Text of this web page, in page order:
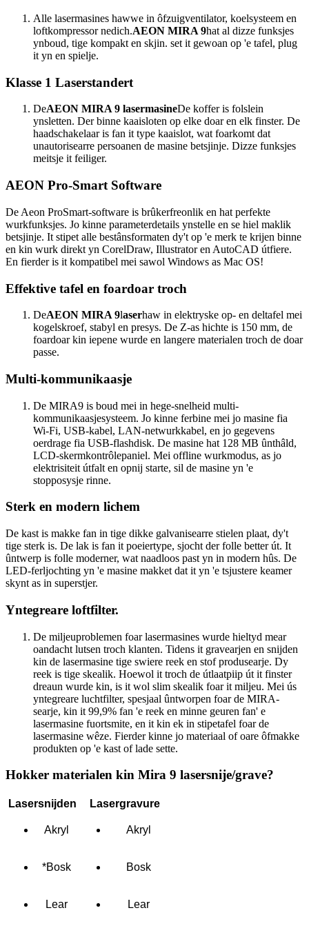
Alle lasermasines hawwe in ôfzuigventilator, koelsysteem en
loftkompressor nedich.AEON MIRA 9hat al dizze funksjes
ynboud, tige kompakt en skjin. set it gewoan op 'e tafel, plug
it yn en spielje.
Klasse 1 Laserstandert
DeAEON MIRA 9 lasermasineDe koffer is folslein
ynsletten. Der binne kaaisloten op elke doar en elk finster. De
haadschakelaar is fan it type kaaislot, wat foarkomt dat
unautorisearre persoanen de masine betsjinje. Dizze funksjes
meitsje it feiliger.
AEON Pro-Smart Software
De Aeon ProSmart-software is brûkerfreonlik en hat perfekte
wurkfunksjes. Jo kinne parameterdetails ynstelle en se hiel maklik
betsjinje. It stipet alle bestânsformaten dy't op 'e merk te krijen binne
en kin wurk direkt yn CorelDraw, Illustrator en AutoCAD útfiere.
En fierder is it kompatibel mei sawol Windows as Mac OS!
Effektive tafel en foardoar troch
DeAEON MIRA 9laserhaw in elektryske op- en deltafel mei
kogelskroef, stabyl en presys. De Z-as hichte is 150 mm, de
foardoar kin iepene wurde en langere materialen troch de doar
passe.
Multi-kommunikaasje
De MIRA9 is boud mei in hege-snelheid multi-
kommunikaasjesysteem. Jo kinne ferbine mei jo masine fia
Wi-Fi, USB-kabel, LAN-netwurkkabel, en jo gegevens
oerdrage fia USB-flashdisk. De masine hat 128 MB ûnthâld,
LCD-skermkontrôlepaniel. Mei offline wurkmodus, as jo
elektrisiteit útfalt en opnij starte, sil de masine yn 'e
stopposysje rinne.
Sterk en modern lichem
De kast is makke fan in tige dikke galvanisearre stielen plaat, dy't
tige sterk is. De lak is fan it poeiertype, sjocht der folle better út. It
ûntwerp is folle moderner, wat naadloos past yn in modern hûs. De
LED-ferljochting yn 'e masine makket dat it yn 'e tsjustere keamer
skynt as in superstjer.
Yntegreare loftfilter.
De miljeuproblemen foar lasermasines wurde hieltyd mear
oandacht lutsen troch klanten. Tidens it gravearjen en snijden
kin de lasermasine tige swiere reek en stof produsearje. Dy
reek is tige skealik. Hoewol it troch de útlaatpiip út it finster
dreaun wurde kin, is it wol slim skealik foar it miljeu. Mei ús
yntegreare luchtfilter, spesjaal ûntworpen foar de MIRA-
searje, kin it 99,9% fan 'e reek en minne geuren fan' e
lasermasine fuortsmite, en it kin ek in stipetafel foar de
lasermasine wêze. Fierder kinne jo materiaal of oare ôfmakke
produkten op 'e kast of lade sette.
Hokker materialen kin Mira 9 lasersnije/grave?
Lasersnijden Lasergravure
Akryl Akryl
*Bosk Bosk
Lear Lear